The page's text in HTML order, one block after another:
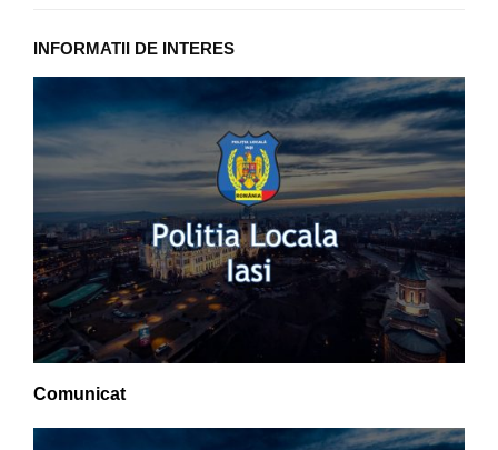
INFORMATII DE INTERES
Comunicat